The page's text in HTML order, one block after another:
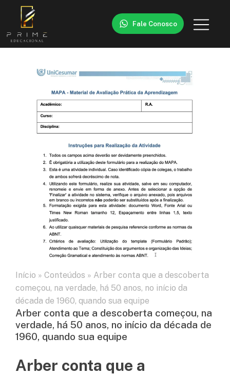
Fale Conosco
Início » Conteúdos » Arber conta que a descoberta
começou, na verdade, há 50 anos, no início da
década de 1960, quando sua equipe
Arber conta que a descoberta começou, na
verdade, há 50 anos, no início da década de
1960, quando sua equipe
Arber conta que a